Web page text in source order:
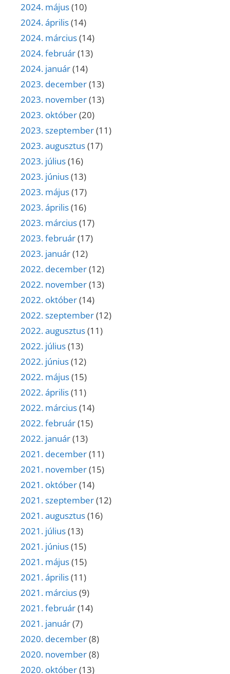
2024. május(10)
2024. április(14)
2024. március(14)
2024. február(13)
2024. január(14)
2023. december(13)
2023. november(13)
2023. október(20)
2023. szeptember(11)
2023. augusztus(17)
2023. július(16)
2023. június(13)
2023. május(17)
2023. április(16)
2023. március(17)
2023. február(17)
2023. január(12)
2022. december(12)
2022. november(13)
2022. október(14)
2022. szeptember(12)
2022. augusztus(11)
2022. július(13)
2022. június(12)
2022. május(15)
2022. április(11)
2022. március(14)
2022. február(15)
2022. január(13)
2021. december(11)
2021. november(15)
2021. október(14)
2021. szeptember(12)
2021. augusztus(16)
2021. július(13)
2021. június(15)
2021. május(15)
2021. április(11)
2021. március(9)
2021. február(14)
2021. január(7)
2020. december(8)
2020. november(8)
2020. október(13)